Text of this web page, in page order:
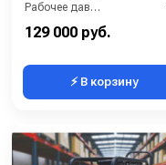
Рабочее давление (бар):
129 000 руб.
⚡ В корзину